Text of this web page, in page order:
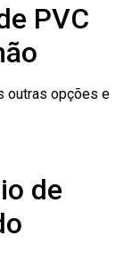
PVC
outras opções e
de